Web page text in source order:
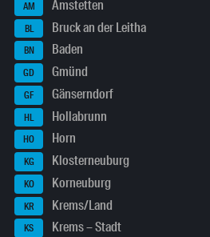
AM Amstetten
BL Bruck an der Leitha
BN Baden
GD Gmünd
GF Gänserndorf
HL Hollabrunn
HO Horn
KG Klosterneuburg
KO Korneuburg
KR Krems/Land
KS Krems – Stadt